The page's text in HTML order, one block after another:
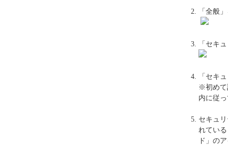
「全般
「セキ
「セキ
※初めて
内に従
セキュ
れてい
ド」の